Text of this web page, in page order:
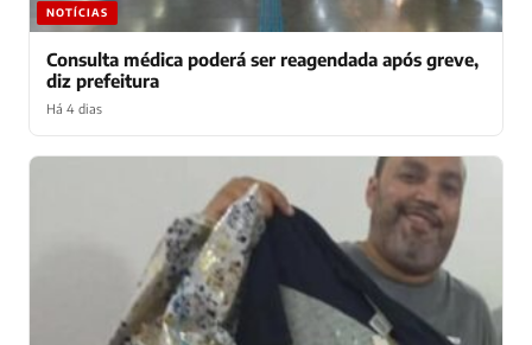
NOTÍCIAS
Consulta médica poderá ser reagendada após greve,
diz prefeitura
Há 4 dias